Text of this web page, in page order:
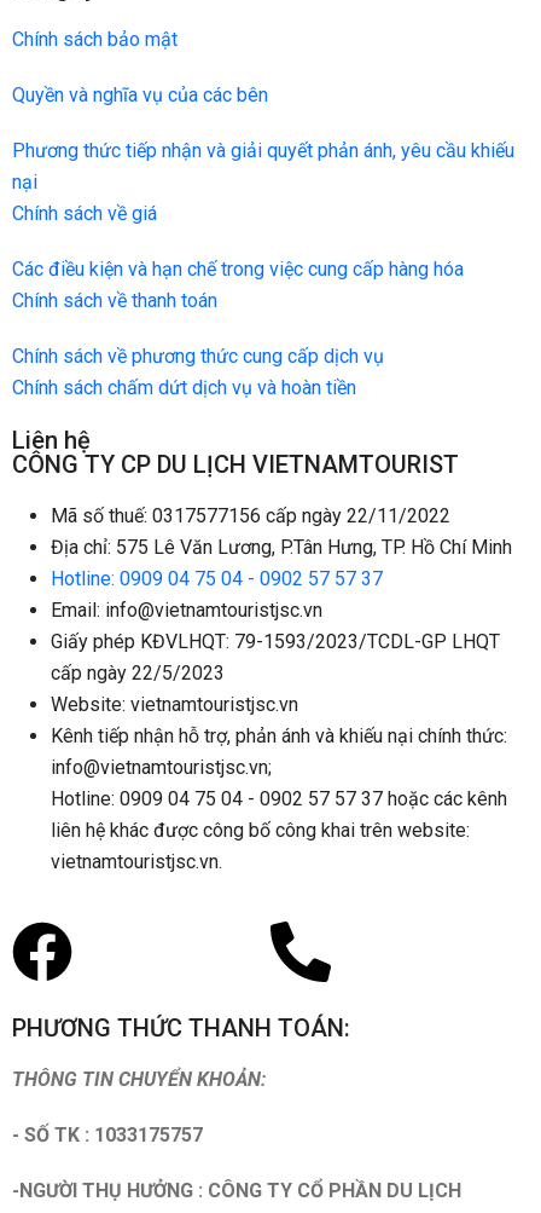
Chính sách bảo mật
Quyền và nghĩa vụ của các bên
Phương thức tiếp nhận và giải quyết phản ánh, yêu cầu khiếu
nại
Chính sách về giá
Các điều kiện và hạn chế trong việc cung cấp hàng hóa
Chính sách về thanh toán
Chính sách về phương thức cung cấp dịch vụ
Chính sách chấm dứt dịch vụ và hoàn tiền
Liên hệ
CÔNG TY CP DU LỊCH VIETNAMTOURIST
Mã số thuế: 0317577156 cấp ngày 22/11/2022
Địa chỉ: 575 Lê Văn Lương, P.Tân Hưng, TP. Hồ Chí Minh
Hotline: 0909 04 75 04 - 0902 57 57 37
Email: info@vietnamtouristjsc.vn
Giấy phép KĐVLHQT: 79-1593/2023/TCDL-GP LHQT
cấp ngày 22/5/2023
Website: vietnamtouristjsc.vn
Kênh tiếp nhận hỗ trợ, phản ánh và khiếu nại chính thức:
info@vietnamtouristjsc.vn;
Hotline: 0909 04 75 04 - 0902 57 57 37 hoặc các kênh
liên hệ khác được công bố công khai trên website:
vietnamtouristjsc.vn.
PHƯƠNG THỨC THANH TOÁN:
THÔNG TIN CHUYỂN KHOẢN:
- SỐ TK : 1033175757
-NGƯỜI THỤ HƯỞNG : CÔNG TY CỔ PHẦN DU LỊCH